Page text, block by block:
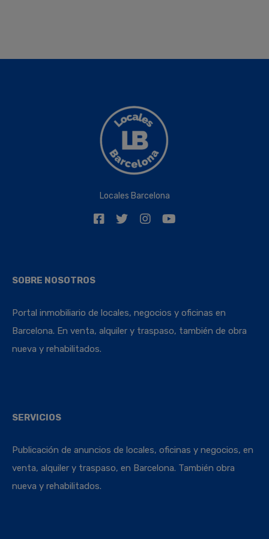
Locales Barcelona
SOBRE NOSOTROS
Portal inmobiliario de locales, negocios y oficinas en
Barcelona. En venta, alquiler y traspaso, también de obra
nueva y rehabilitados.
SERVICIOS
Publicación de anuncios de locales, oficinas y negocios, en
venta, alquiler y traspaso, en Barcelona. También obra
nueva y rehabilitados.